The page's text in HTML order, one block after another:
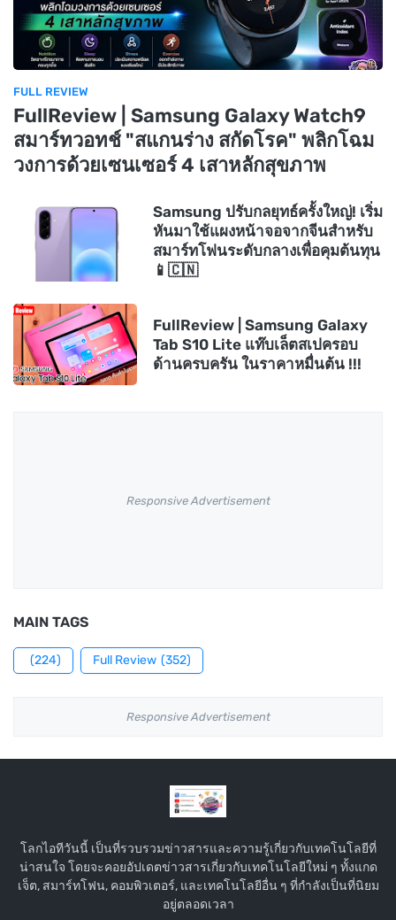
FULL REVIEW
FullReview | Samsung Galaxy Watch9
สมาร์ทวอทช์ "สแกนร่าง สกัดโรค" พลิกโฉม
วงการด้วยเซนเซอร์ 4 เสาหลักสุขภาพ
Samsung ปรับกลยุทธ์ครั้งใหญ่! เริ่ม
หันมาใช้แผงหน้าจอจากจีนสำหรับ
สมาร์ทโฟนระดับกลางเพื่อคุมต้นทุน
📱🇨🇳
FullReview | Samsung Galaxy
Tab S10 Lite แท๊บเล็ตสเปครอบ
ด้านครบครัน ในราคาหมื่นต้น !!!
Responsive Advertisement
MAIN TAGS
(224) Full Review (352)
Responsive Advertisement
โลกไอทีวันนี้ เป็นที่รวบรวมข่าวสารและความรู้เกี่ยวกับเทคโนโลยีที่
น่าสนใจ โดยจะคอยอัปเดตข่าวสารเกี่ยวกับเทคโนโลยีใหม่ ๆ ทั้งแกด
เจ็ต, สมาร์ทโฟน, คอมพิวเตอร์, และเทคโนโลยีอื่น ๆ ที่กำลังเป็นที่นิยม
อยู่ตลอดเวลา